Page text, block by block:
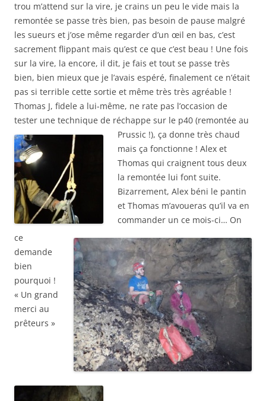
trou m’attend sur la vire, je crains un peu le vide mais la
remontée se passe très bien, pas besoin de pause malgré
les sueurs et j’ose même regarder d’un œil en bas, c’est
sacrement flippant mais qu’est ce que c’est beau ! Une fois
sur la vire, la encore, il dit, je fais et tout se passe très
bien, bien mieux que je l’avais espéré, finalement ce n’était
pas si terrible cette sortie et même très très agréable !
Thomas J, fidele a lui-même, ne rate pas l’occasion de
tester une technique de réchappe sur le p40 (remontée au
Prussic !), ça donne très chaud
mais ça fonctionne ! Alex et
Thomas qui craignent tous deux
la remontée lui font suite.
Bizarrement, Alex béni le pantin
et Thomas m’avoueras qu’il va en
commander un ce mois-ci… On
ce
demande
bien
pourquoi !
« Un grand
merci au
prêteurs »